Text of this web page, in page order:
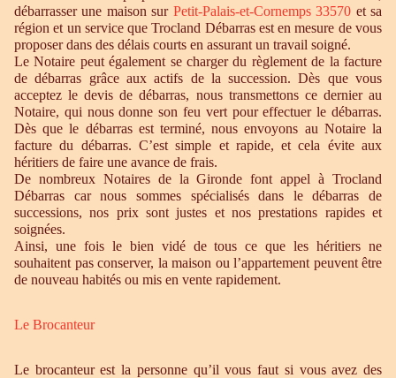
débarrasser une maison sur Petit-Palais-et-Cornemps 33570 et sa
région et un service que Trocland Débarras est en mesure de vous
proposer dans des délais courts en assurant un travail soigné.
Le Notaire peut également se charger du règlement de la facture
de débarras grâce aux actifs de la succession. Dès que vous
acceptez le devis de débarras, nous transmettons ce dernier au
Notaire, qui nous donne son feu vert pour effectuer le débarras.
Dès que le débarras est terminé, nous envoyons au Notaire la
facture du débarras. C’est simple et rapide, et cela évite aux
héritiers de faire une avance de frais.
De nombreux Notaires de la Gironde font appel à Trocland
Débarras car nous sommes spécialisés dans le débarras de
successions, nos prix sont justes et nos prestations rapides et
soignées.
Ainsi, une fois le bien vidé de tous ce que les héritiers ne
souhaitent pas conserver, la maison ou l’appartement peuvent être
de nouveau habités ou mis en vente rapidement.
Le Brocanteur
Le brocanteur est la personne qu’il vous faut si vous avez des